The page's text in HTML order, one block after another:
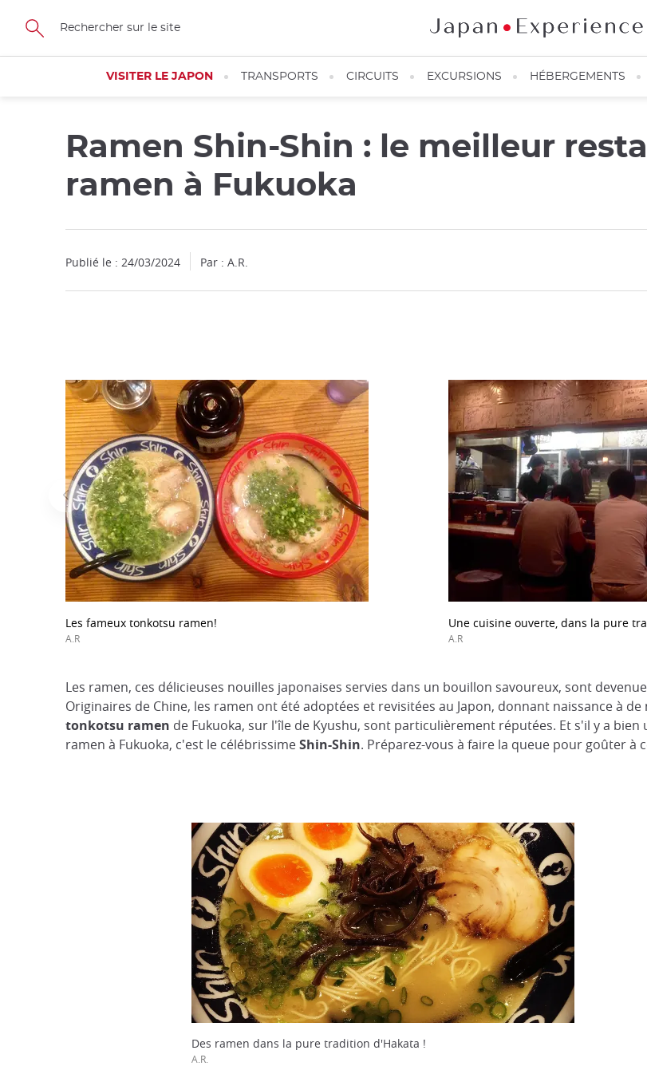
Skip
main
VISITER LE JAPON TRANSPORTS CIRCUITS EXCURSIONS HÉBERGEMENTS
Ramen Shin-Shin : le meilleur
ramen à Fukuoka
Publié le : 24/03/2024 Par : A.R.
Les fameux tonkotsu ramen!
A.R
Une cuisine ouverte, dans la pure
A.R
Les ramen, ces délicieuses nouilles japonaises servies dans un bouillon savoureux, sont
Originaires de Chine, les ramen ont été adoptées et revisitées au Japon, donnant naissance à
tonkotsu ramen de Fukuoka, sur l'île de Kyushu, sont particulièrement réputées. Et s'il y a
ramen à Fukuoka, c'est le célébrissimeShin-Shin. Préparez-vous à faire la queue pour goûter
Des ramen dans la pure tradition d'Hakata !
A.R.